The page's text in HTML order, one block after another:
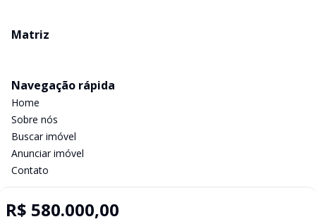
R$ 580.000,00
Matriz
Navegação rápida
Home
Sobre nós
Buscar imóvel
Anunciar imóvel
Contato